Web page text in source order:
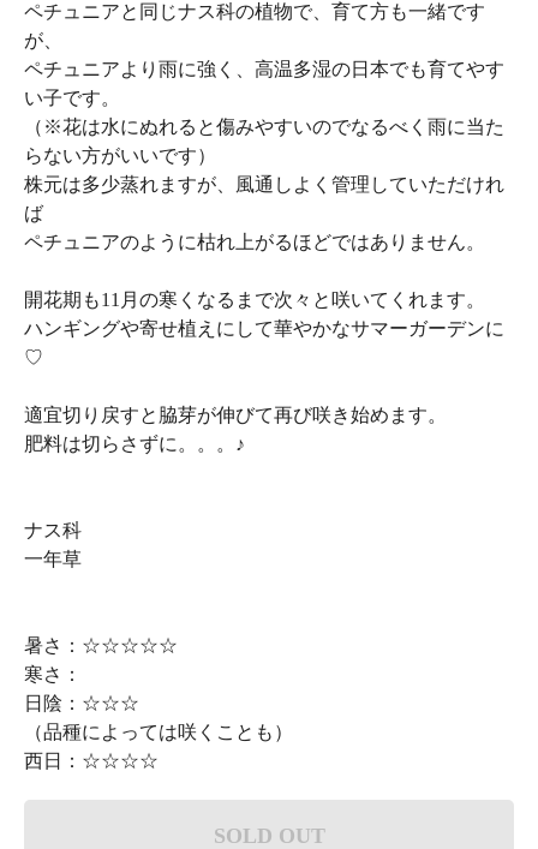
ペチュニアと同じナス科の植物で、育て方も一緒です
が、
ペチュニアより雨に強く、高温多湿の日本でも育てやす
い子です。
（※花は水にぬれると傷みやすいのでなるべく雨に当た
らない方がいいです）
株元は多少蒸れますが、風通しよく管理していただけれ
ば
ペチュニアのように枯れ上がるほどではありません。
開花期も11月の寒くなるまで次々と咲いてくれます。
ハンギングや寄せ植えにして華やかなサマーガーデンに
♡
適宜切り戻すと脇芽が伸びて再び咲き始めます。
肥料は切らさずに。。。♪
ナス科
一年草
暑さ：☆☆☆☆☆
寒さ：
日陰：☆☆☆
（品種によっては咲くことも）
西日：☆☆☆☆
SOLD OUT